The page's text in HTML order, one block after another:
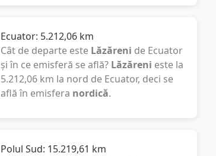
Ecuator: 5.212,06 km
Cât de departe este Lăzăreni de Ecuator
și în ce emisferă se află? Lăzăreni este la
5.212,06 km la nord de Ecuator, deci se
află în emisfera nordică.
Polul Sud: 15.219,61 km